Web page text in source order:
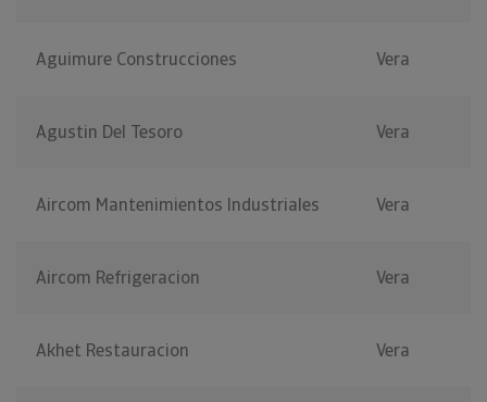
Aguimure Construcciones Vera
Agustin Del Tesoro Vera
Aircom Mantenimientos Industriales Vera
Aircom Refrigeracion Vera
Akhet Restauracion Vera